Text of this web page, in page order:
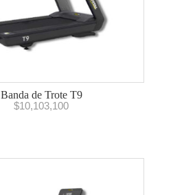
Banda de Trote T9
$10,103,100